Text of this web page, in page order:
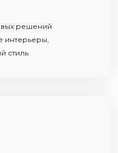
решений
интерьеры,
стиль